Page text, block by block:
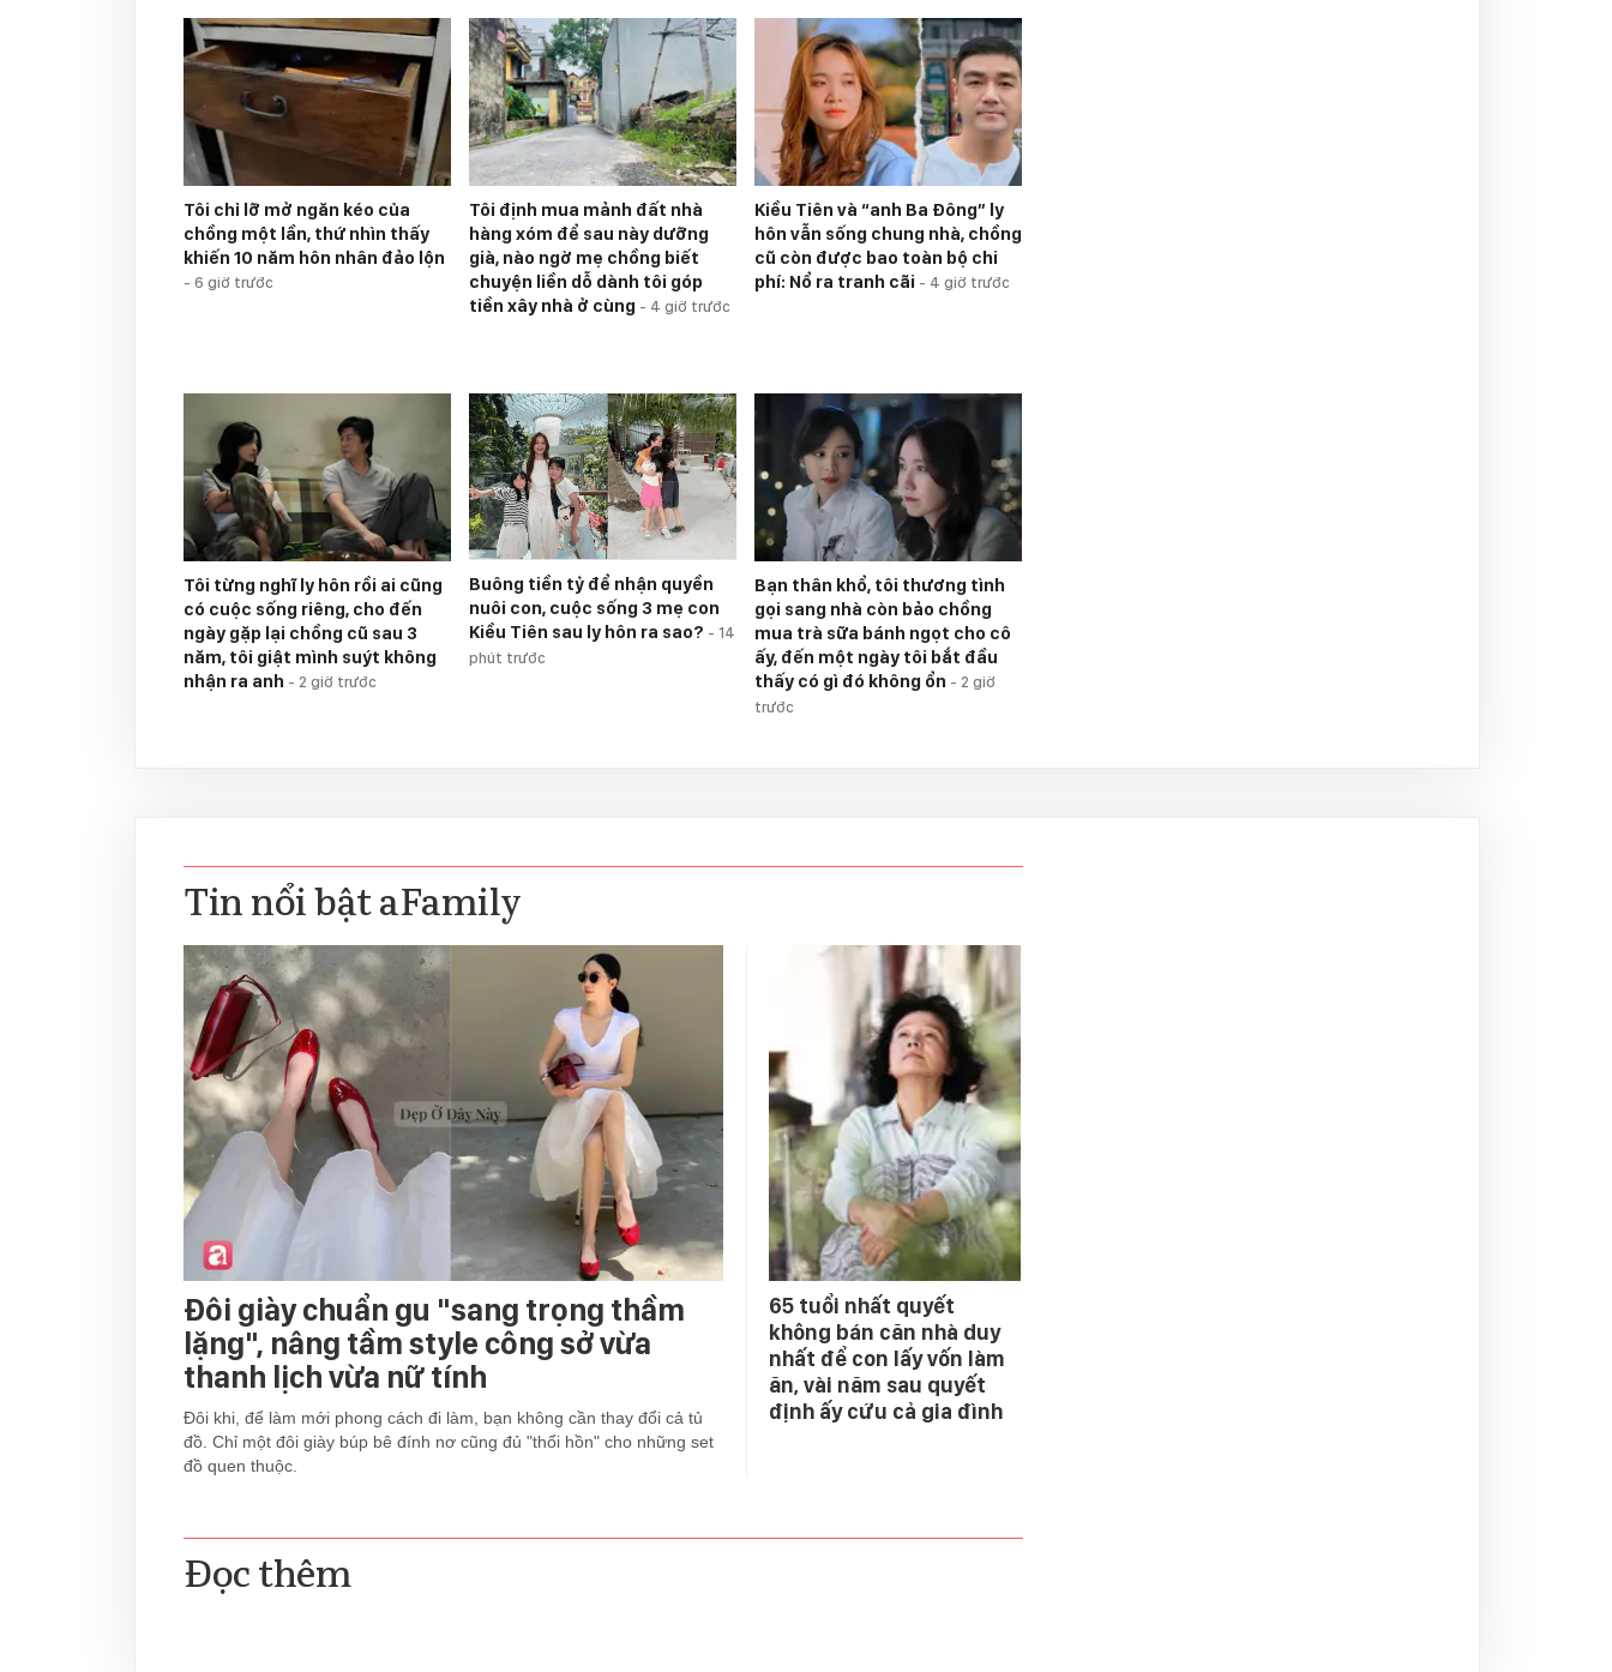
Tôi chỉ lỡ mở ngăn kéo của
chồng một lần, thứ nhìn thấy
khiến 10 năm hôn nhân đảo lộn
- 6 giờ trước
Tôi định mua mảnh đất nhà
hàng xóm để sau này dưỡng
già, nào ngờ mẹ chồng biết
chuyện liền dỗ dành tôi góp
tiền xây nhà ở cùng - 4 giờ trước
Kiều Tiên và “anh Ba Đông” ly
hôn vẫn sống chung nhà, chồng
cũ còn được bao toàn bộ chi
phí: Nổ ra tranh cãi - 4 giờ trước
Tôi từng nghĩ ly hôn rồi ai cũng
có cuộc sống riêng, cho đến
ngày gặp lại chồng cũ sau 3
năm, tôi giật mình suýt không
nhận ra anh - 2 giờ trước
Buông tiền tỷ để nhận quyền
nuôi con, cuộc sống 3 mẹ con
Kiều Tiên sau ly hôn ra sao? - 14
phút trước
Bạn thân khổ, tôi thương tình
gọi sang nhà còn bảo chồng
mua trà sữa bánh ngọt cho cô
ấy, đến một ngày tôi bắt đầu
thấy có gì đó không ổn - 2 giờ
trước
Tin nổi bật aFamily
Đôi giày chuẩn gu "sang trọng thầm
lặng", nâng tầm style công sở vừa
thanh lịch vừa nữ tính
Đôi khi, để làm mới phong cách đi làm, bạn không cần thay đổi cả tủ
đồ. Chỉ một đôi giày búp bê đính nơ cũng đủ "thổi hồn" cho những set
đồ quen thuộc.
65 tuổi nhất quyết
không bán căn nhà duy
nhất để con lấy vốn làm
ăn, vài năm sau quyết
định ấy cứu cả gia đình
Đọc thêm